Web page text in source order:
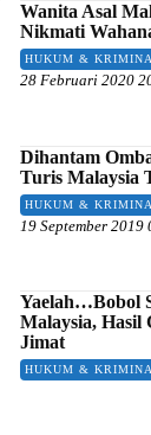
Wanita Asal
Nikmati
HUKUM &
28 Februari 2020
Dihantam
Turis Malaysia
HUKUM &
19 September 2019
Yaelah…Bobol
Malaysia,
Jimat
HUKUM &